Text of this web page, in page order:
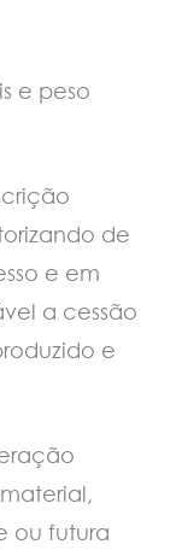
e peso
de
e em
a cessão
e
ou futura